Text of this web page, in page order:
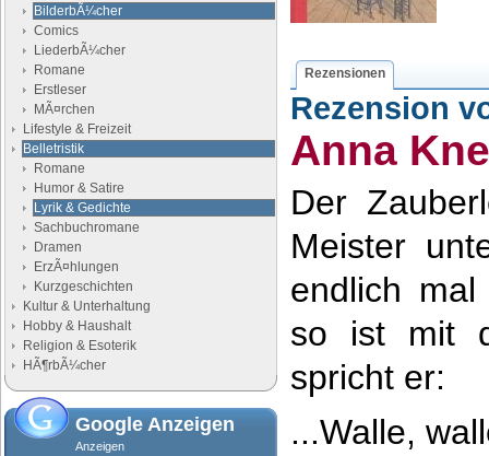
BilderbÃ¼cher
Comics
LiederbÃ¼cher
Romane
Erstleser
MÃ¤rchen
Lifestyle & Freizeit
Belletristik
Romane
Humor & Satire
Lyrik & Gedichte
Sachbuchromane
Dramen
ErzÃ¤hlungen
Kurzgeschichten
Kultur & Unterhaltung
Hobby & Haushalt
Religion & Esoterik
HÃ¶rbÃ¼cher
Google Anzeigen
Anzeigen
Rezensionen
Rezension
Anna
Der
Meister
endlich
so ist mit
spricht er:
...Walle,